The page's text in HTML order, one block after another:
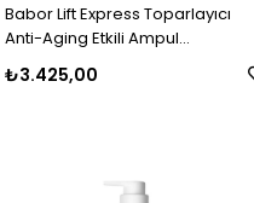
Babor Lift Express Toparlayıcı
Anti-Aging Etkili Ampul
₺3.425,00